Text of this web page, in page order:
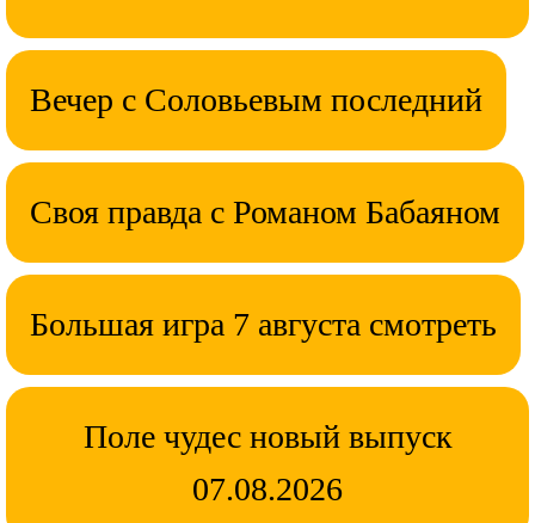
Вечер с Соловьевым последний
Своя правда с Романом Бабаяном
Большая игра 7 августа смотреть
Поле чудес новый выпуск
07.08.2026